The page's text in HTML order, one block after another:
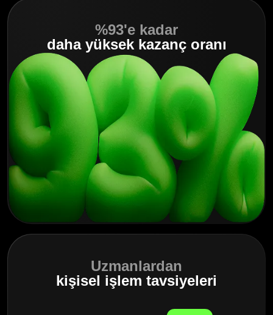
%93'e kadar
daha yüksek kazanç oranı
Uzmanlardan
kişisel işlem tavsiyeleri